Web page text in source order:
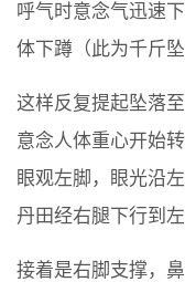
呼气时意念气迅速
体下蹲（此为千斤坠
这样反复提起坠落
意念人体重心开始
眼观左脚，眼光沿
丹田经右腿下行到
接着是右脚支撑，